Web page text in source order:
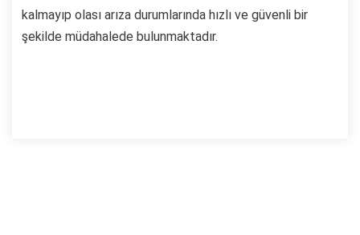
kalmayıp olası arıza durumlarında hızlı ve güvenli bir
şekilde müdahalede bulunmaktadır.